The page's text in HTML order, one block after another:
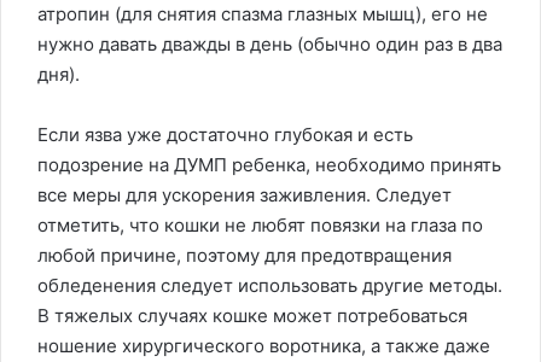
атропин (для снятия спазма глазных мышц), его не
нужно давать дважды в день (обычно один раз в два
дня).
Если язва уже достаточно глубокая и есть
подозрение на ДУМП ребенка, необходимо принять
все меры для ускорения заживления. Следует
отметить, что кошки не любят повязки на глаза по
любой причине, поэтому для предотвращения
обледенения следует использовать другие методы.
В тяжелых случаях кошке может потребоваться
ношение хирургического воротника, а также даже